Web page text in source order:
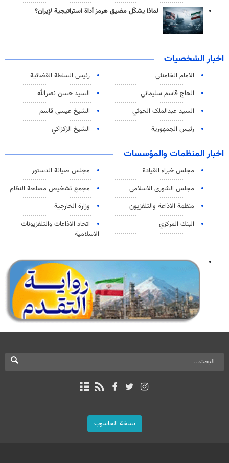
لماذا يشكّل مضيق هرمز أداة استراتيجية لإيران؟
اخبار الشخصيات
الامام الخامنئي
رئیس السلطة القضائیة
الحاج قاسم سليماني
السيد حسن نصرالله
السید عبدالملک الحوثي
الشيخ عيسى قاسم
رئيس الجمهورية
الشيخ الزكزاكي
اخبار المنظمات والمؤسسات
مجلس خبراء القيادة
مجلس صيانة الدستور
مجلس الشورى الاسلامي
مجمع تشخيص مصلحة النظام
منظمة الاذاعة والتلفزیون
وزارة الخارجية
البنك المركزي
اتحاد الاذاعات والتلفزيونات
الاسلامية
نسخة الحاسوب